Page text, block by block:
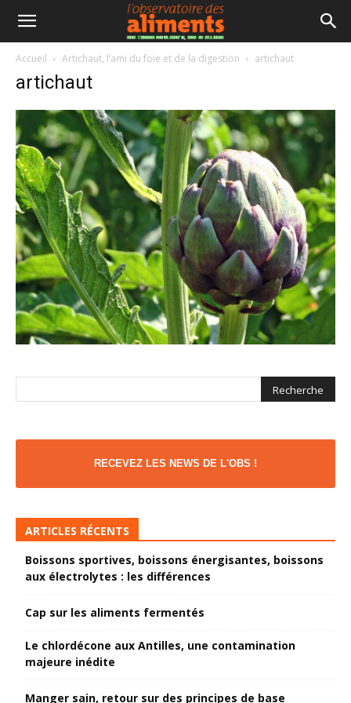
Accueil Artichaut, l’ami du foie et de la digestion artichaut
artichaut
RECEVEZ LES NEWS DE L'OBS !
ARTICLES RÉCENTS
Boissons sportives, boissons énergisantes, boissons
aux électrolytes : les différences
Cap sur les aliments fermentés
Le chlordécone aux Antilles, une contamination
majeure inédite
Manger sain, retour sur des principes de base